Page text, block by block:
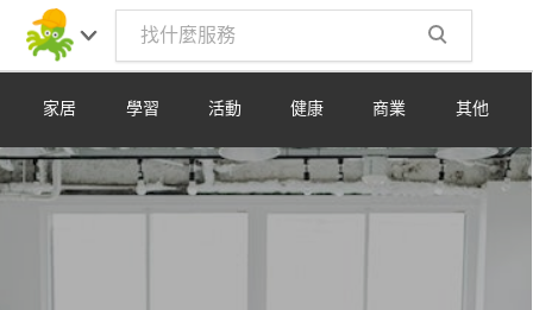
家居 學習 活動 健康 商業 其他